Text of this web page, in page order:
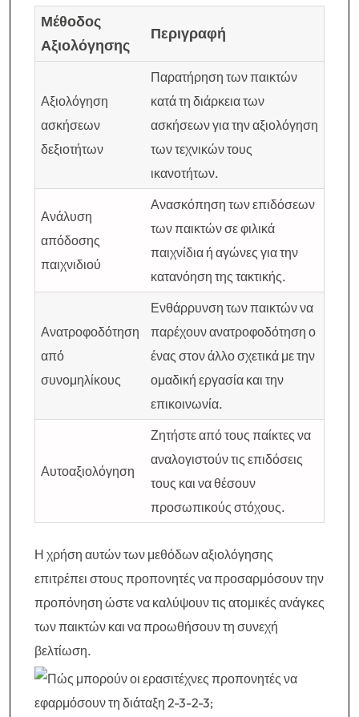
Μέθοδος
Αξιολόγησης
Περιγραφή
Αξιολόγηση
ασκήσεων
δεξιοτήτων
Παρατήρηση των παικτών
κατά τη διάρκεια των
ασκήσεων για την αξιολόγηση
των τεχνικών τους
ικανοτήτων.
Ανάλυση
απόδοσης
παιχνιδιού
Ανασκόπηση των επιδόσεων
των παικτών σε φιλικά
παιχνίδια ή αγώνες για την
κατανόηση της τακτικής.
Ανατροφοδότηση
από
συνομηλίκους
Ενθάρρυνση των παικτών να
παρέχουν ανατροφοδότηση ο
ένας στον άλλο σχετικά με την
ομαδική εργασία και την
επικοινωνία.
Αυτοαξιολόγηση
Ζητήστε από τους παίκτες να
αναλογιστούν τις επιδόσεις
τους και να θέσουν
προσωπικούς στόχους.
Η χρήση αυτών των μεθόδων αξιολόγησης
επιτρέπει στους προπονητές να προσαρμόσουν την
προπόνηση ώστε να καλύψουν τις ατομικές ανάγκες
των παικτών και να προωθήσουν τη συνεχή
βελτίωση.